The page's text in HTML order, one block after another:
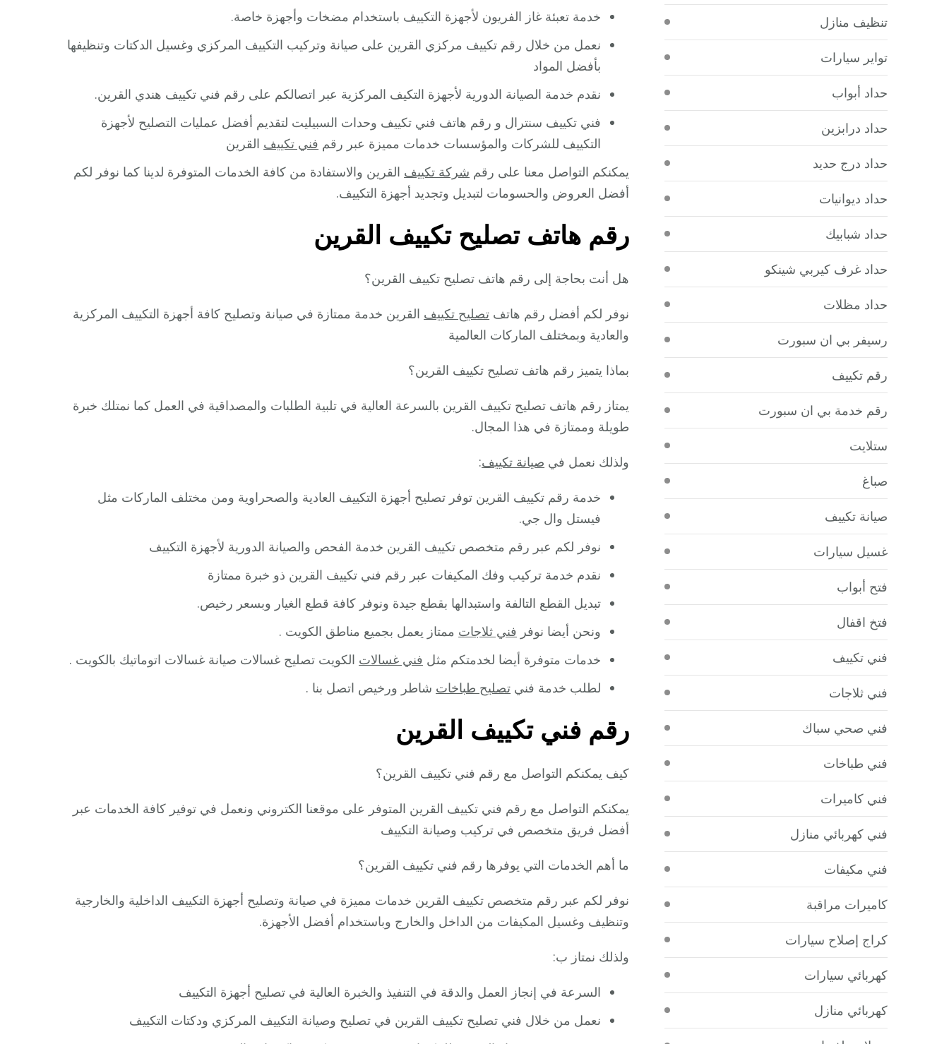
خدمة تعبئة غاز الفريون لأجهزة التكييف باستخدام مضخات وأجهزة خاصة.
نعمل من خلال رقم تكييف مركزي القرين على صيانة وتركيب التكييف المركزي وغسيل الدكتات وتنظيفها
بأفضل المواد
نقدم خدمة الصيانة الدورية لأجهزة التكيف المركزية عبر اتصالكم على رقم فني تكييف هندي القرين.
فني تكييف سنترال و رقم هاتف فني تكييف وحدات السبيليت لتقديم أفضل عمليات التصليح لأجهزة
التكييف للشركات والمؤسسات خدمات مميزة عبر رقم فني تكييف القرين
يمكنكم التواصل معنا على رقم شركة تكييف القرين والاستفادة من كافة الخدمات المتوفرة لدينا كما نوفر لكم
أفضل العروض والحسومات لتبديل وتجديد أجهزة التكييف.
رقم هاتف تصليح تكييف القرين
هل أنت بحاجة إلى رقم هاتف تصليح تكييف القرين؟
نوفر لكم أفضل رقم هاتف تصليح تكييف القرين خدمة ممتازة في صيانة وتصليح كافة أجهزة التكييف المركزية
والعادية وبمختلف الماركات العالمية
بماذا يتميز رقم هاتف تصليح تكييف القرين؟
يمتاز رقم هاتف تصليح تكييف القرين بالسرعة العالية في تلبية الطلبات والمصداقية في العمل كما نمتلك خبرة
طويلة وممتازة في هذا المجال.
ولذلك نعمل في صيانة تكييف:
خدمة رقم تكييف القرين توفر تصليح أجهزة التكييف العادية والصحراوية ومن مختلف الماركات مثل
فيستل وال جي.
نوفر لكم عبر رقم متخصص تكييف القرين خدمة الفحص والصيانة الدورية لأجهزة التكييف
نقدم خدمة تركيب وفك المكيفات عبر رقم فني تكييف القرين ذو خبرة ممتازة
تبديل القطع التالفة واستبدالها بقطع جيدة ونوفر كافة قطع الغيار وبسعر رخيص.
ونحن أيضا نوفر فني ثلاجات ممتاز يعمل بجميع مناطق الكويت .
خدمات متوفرة أيضا لخدمتكم مثل فني غسالات الكويت تصليح غسالات صيانة غسالات اتوماتيك بالكويت .
لطلب خدمة فني تصليح طباخات شاطر ورخيص اتصل بنا .
رقم فني تكييف القرين
كيف يمكنكم التواصل مع رقم فني تكييف القرين؟
يمكنكم التواصل مع رقم فني تكييف القرين المتوفر على موقعنا الكتروني ونعمل في توفير كافة الخدمات عبر
أفضل فريق متخصص في تركيب وصيانة التكييف
ما أهم الخدمات التي يوفرها رقم فني تكييف القرين؟
نوفر لكم عبر رقم متخصص تكييف القرين خدمات مميزة في صيانة وتصليح أجهزة التكييف الداخلية والخارجية
وتنظيف وغسيل المكيفات من الداخل والخارج وباستخدام أفضل الأجهزة.
ولذلك نمتاز ب:
السرعة في إنجاز العمل والدقة في التنفيذ والخبرة العالية في تصليح أجهزة التكييف
نعمل من خلال فني تصليح تكييف القرين في تصليح وصيانة التكييف المركزي ودكتات التكييف
تنظيف منازل
تواير سيارات
حداد أبواب
حداد درابزين
حداد درج حديد
حداد ديوانيات
حداد شبابيك
حداد غرف كيربي شينكو
حداد مظلات
رسيفر بي ان سبورت
رقم تكييف
رقم خدمة بي ان سبورت
ستلايت
صباغ
صيانة تكييف
غسيل سيارات
فتح أبواب
فتخ اقفال
فني تكييف
فني ثلاجات
فني صحي سباك
فني طباخات
فني كاميرات
فني كهربائي منازل
فني مكيفات
كاميرات مراقبة
كراج إصلاح سيارات
كهربائي سيارات
كهربائي منازل